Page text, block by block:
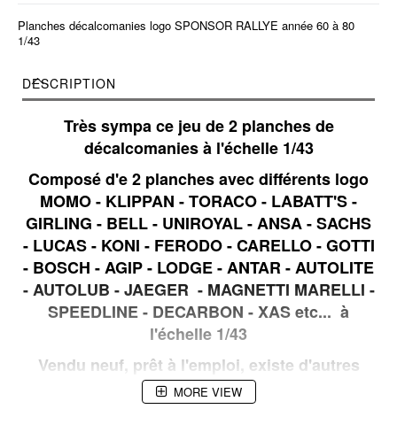
Planches décalcomanies logo SPONSOR RALLYE année 60 à 80
1/43
DESCRIPTION
Très sympa ce jeu de 2 planches de
décalcomanies à l'échelle 1/43
Composé d'e 2 planches avec différents logo
MOMO - KLIPPAN - TORACO - LABATT'S -
GIRLING - BELL - UNIROYAL - ANSA - SACHS
- LUCAS - KONI - FERODO - CARELLO - GOTTI
- BOSCH - AGIP - LODGE - ANTAR - AUTOLITE
- AUTOLUB - JAEGER - MAGNETTI MARELLI -
SPEEDLINE - DECARBON - XAS etc... à
l'échelle 1/43
Vendu neuf, prêt à l'emploi, existe d'autres
planches dans d'autres thèmes d'une
utilisation assez simple, réalisés en
MORE VIEW